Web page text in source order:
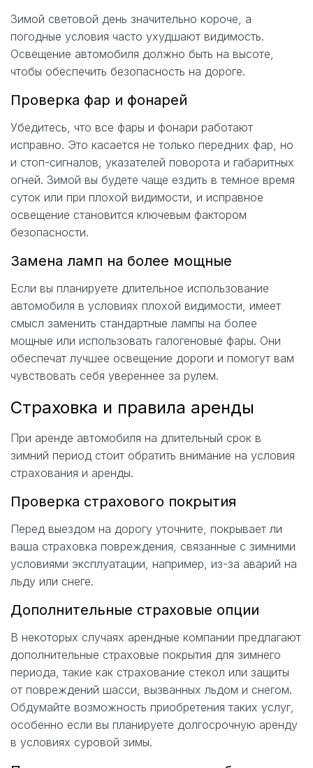
Зимой световой день значительно короче, а
погодные условия часто ухудшают видимость.
Освещение автомобиля должно быть на высоте,
чтобы обеспечить безопасность на дороге.
Проверка фар и фонарей
Убедитесь, что все фары и фонари работают
исправно. Это касается не только передних фар, но
и стоп-сигналов, указателей поворота и габаритных
огней. Зимой вы будете чаще ездить в темное время
суток или при плохой видимости, и исправное
освещение становится ключевым фактором
безопасности.
Замена ламп на более мощные
Если вы планируете длительное использование
автомобиля в условиях плохой видимости, имеет
смысл заменить стандартные лампы на более
мощные или использовать галогеновые фары. Они
обеспечат лучшее освещение дороги и помогут вам
чувствовать себя увереннее за рулем.
Страховка и правила аренды
При аренде автомобиля на длительный срок в
зимний период стоит обратить внимание на условия
страхования и аренды.
Проверка страхового покрытия
Перед выездом на дорогу уточните, покрывает ли
ваша страховка повреждения, связанные с зимними
условиями эксплуатации, например, из-за аварий на
льду или снеге.
Дополнительные страховые опции
В некоторых случаях арендные компании предлагают
дополнительные страховые покрытия для зимнего
периода, такие как страхование стекол или защиты
от повреждений шасси, вызванных льдом и снегом.
Обдумайте возможность приобретения таких услуг,
особенно если вы планируете долгосрочную аренду
в условиях суровой зимы.